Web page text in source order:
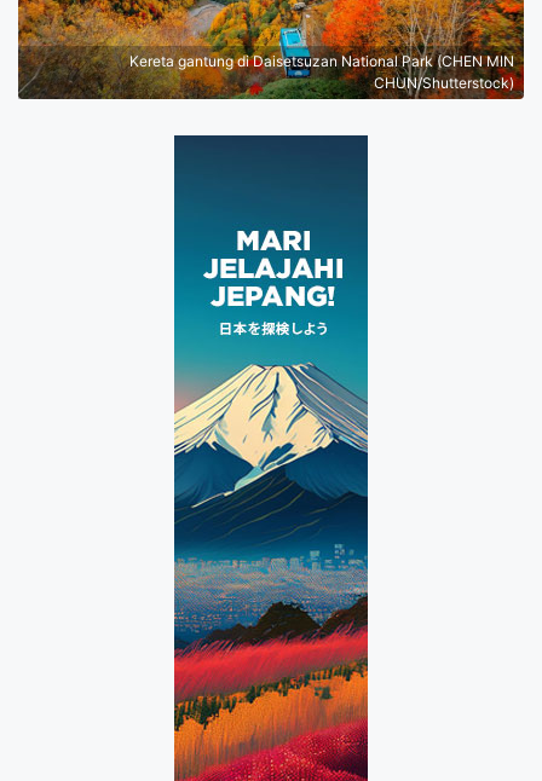
Kereta gantung di Daisetsuzan National Park (CHEN MIN
CHUN/Shutterstock)